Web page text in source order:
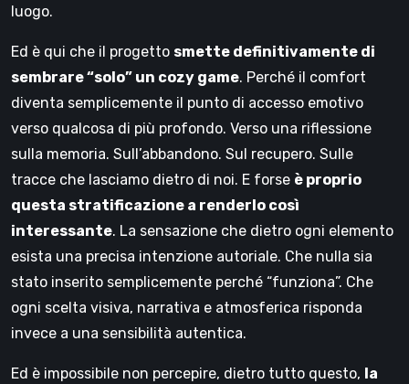
luogo.
Ed è qui che il progetto smette definitivamente di
sembrare “solo” un cozy game. Perché il comfort
diventa semplicemente il punto di accesso emotivo
verso qualcosa di più profondo. Verso una riflessione
sulla memoria. Sull’abbandono. Sul recupero. Sulle
tracce che lasciamo dietro di noi. E forse è proprio
questa stratificazione a renderlo così
interessante. La sensazione che dietro ogni elemento
esista una precisa intenzione autoriale. Che nulla sia
stato inserito semplicemente perché “funziona”. Che
ogni scelta visiva, narrativa e atmosferica risponda
invece a una sensibilità autentica.
Ed è impossibile non percepire, dietro tutto questo, la